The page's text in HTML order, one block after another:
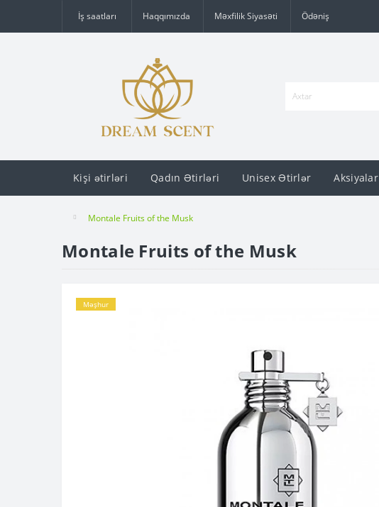
İş saatları Haqqımızda Məxfilik Siyasəti Ödəniş
Kişi ətirləri Qadın Ətirləri Unisex Ətirlər Aksiyalar
Montale Fruits of the Musk
Montale Fruits of the Musk
Məşhur